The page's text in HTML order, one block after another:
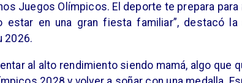
Juegos Olímpicos. El deporte te prepara
estar en una gran fiesta familiar”, destacó
2026.
al alto rendimiento siendo mamá, algo que